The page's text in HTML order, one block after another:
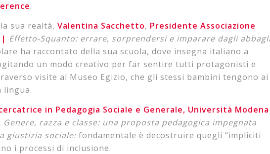
.
sua realtà, Valentina Sacchetto, Presidente Associazione
Effetto-Squanto: errare, sorprendersi e imparare dagli
ha raccontato della sua scuola, dove insegna italiano a
un modo creativo per far sentire tutti protagonisti e
visite al Museo Egizio, che gli stessi bambini tengono ai
lingua.
in Pedagogia Sociale e Generale, Università Modena
Genere, razza e classe: una proposta pedagogica impegnata
giustizia sociale: fondamentale è decostruire quegli “impliciti
i processi di inclusione.